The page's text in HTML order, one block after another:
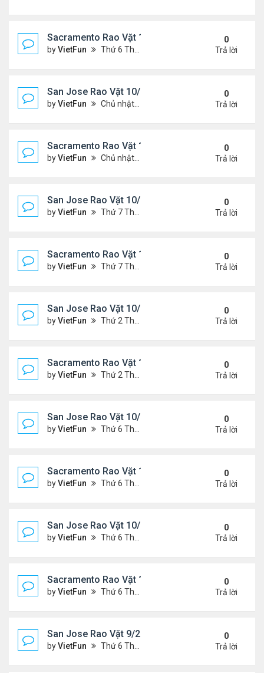
Sacramento Rao Vặt 11/5/21 - 11/12/21
byVietFun Thứ 6 Tháng 11 05, 2021 11:30 am
0
Trả lời
San Jose Rao Vặt 10/29/21 - 11/5/21
byVietFun Chủ nhật Tháng 10 31, 2021 12:19 pm
0
Trả lời
Sacramento Rao Vặt 10/29/21 - 11/5/21
byVietFun Chủ nhật Tháng 10 31, 2021 11:59 am
0
Trả lời
San Jose Rao Vặt 10/22/21 - 10/29/21
byVietFun Thứ 7 Tháng 10 23, 2021 8:17 am
0
Trả lời
Sacramento Rao Vặt 10/22/21 - 10/29/21
byVietFun Thứ 7 Tháng 10 23, 2021 8:10 am
0
Trả lời
San Jose Rao Vặt 10/15/21- 10/22/21
byVietFun Thứ 2 Tháng 10 18, 2021 9:32 pm
0
Trả lời
Sacramento Rao Vặt 10/15/21- 10/22/21
byVietFun Thứ 2 Tháng 10 18, 2021 9:26 pm
0
Trả lời
San Jose Rao Vặt 10/8/21- 10/15/21
byVietFun Thứ 6 Tháng 10 08, 2021 11:27 pm
0
Trả lời
Sacramento Rao Vặt 10/8/21- 10/15/21
byVietFun Thứ 6 Tháng 10 08, 2021 11:20 pm
0
Trả lời
San Jose Rao Vặt 10/1/21 - 10/8/21
byVietFun Thứ 6 Tháng 10 01, 2021 1:04 pm
0
Trả lời
Sacramento Rao Vặt 10/1/21 - 10/8/21
byVietFun Thứ 6 Tháng 10 01, 2021 12:57 pm
0
Trả lời
San Jose Rao Vặt 9/24/21- 10/1/21
byVietFun Thứ 6 Tháng 9 24, 2021 8:08 pm
0
Trả lời